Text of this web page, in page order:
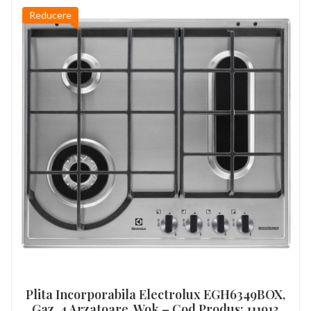
Reducere
Plita Incorporabila Electrolux EGH6349BOX,